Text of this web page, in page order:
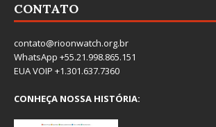
CONTATO
contato@rioonwatch.org.br
WhatsApp +55.21.998.865.151
EUA VOIP +1.301.637.7360
CONHEÇA NOSSA HISTÓRIA: